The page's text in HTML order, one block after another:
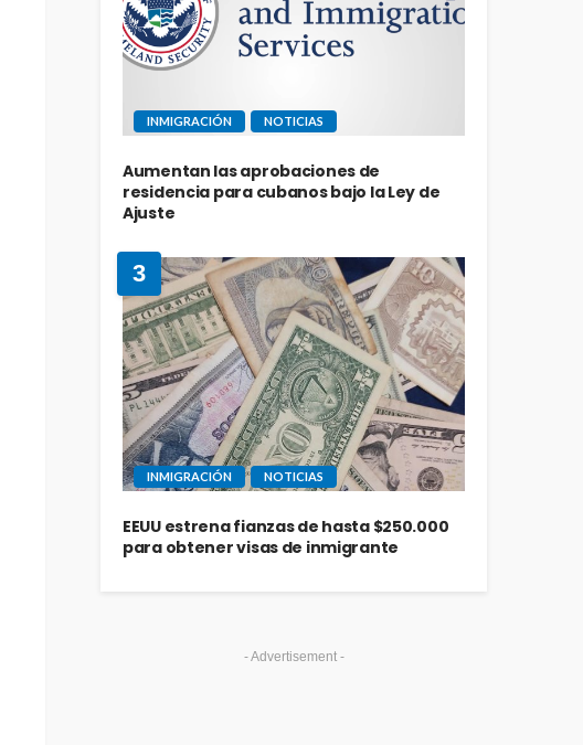
INMIGRACIÓN NOTICIAS
Aumentan las aprobaciones de
residencia para cubanos bajo la Ley de
Ajuste
3
INMIGRACIÓN NOTICIAS
EEUU estrena fianzas de hasta $250.000
para obtener visas de inmigrante
- Advertisement -